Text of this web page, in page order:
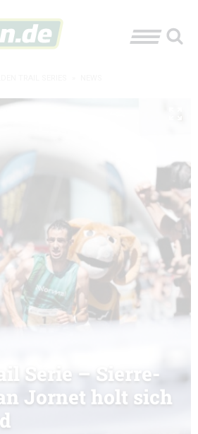
Serie – Sierre-
Jornet holt sich